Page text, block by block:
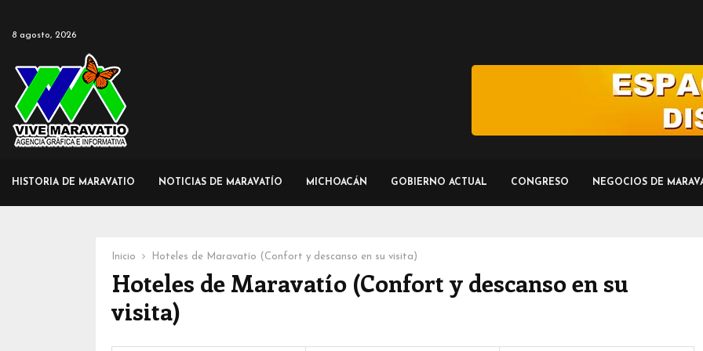
8 agosto, 2026
HISTORIA DE MARAVATIO NOTICIAS DE MARAVATÍO MICHOACÁN GOBIERNO ACTUAL CONGRESO NEGOCIOS DE
Inicio Hoteles de Maravatío (Confort y descanso en su visita)
Hoteles de Maravatío (Confort y descanso en su
visita)